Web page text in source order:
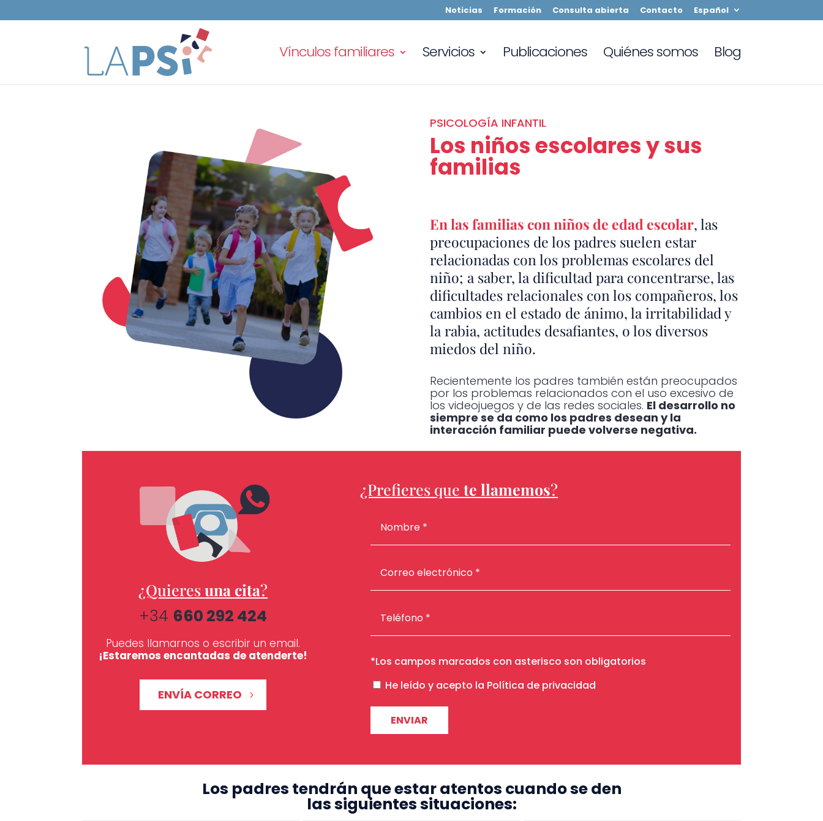
Noticias Formación Consulta abierta Contacto Español
Vínculos familiares Servicios Publicaciones Quiénes somos Blog
PSICOLOGÍA INFANTIL
Los niños escolares y sus
familias
En las familias con niños de edad escolar, las
preocupaciones de los padres suelen estar
relacionadas con los problemas escolares del
niño; a saber, la dificultad para concentrarse, las
dificultades relacionales con los compañeros, los
cambios en el estado de ánimo, la irritabilidad y
la rabia, actitudes desafiantes, o los diversos
miedos del niño.
Recientemente los padres también están preocupados
por los problemas relacionados con el uso excesivo de
los videojuegos y de las redes sociales. El desarrollo no
siempre se da como los padres desean y la
interacción familiar puede volverse negativa.
¿Quieresuna cita?
+34 660 292 424
Puedes llamarnos o escribir un email.
¡Estaremos encantadas de atenderte!
ENVÍA CORREO
¿Prefieres quete llamemos?
*Los campos marcados con asterisco son obligatorios
Por
deja
este
campo
He leído y acepto la Política de privacidad
Los padres tendrán que estar atentos cuando se den
las siguientes situaciones: